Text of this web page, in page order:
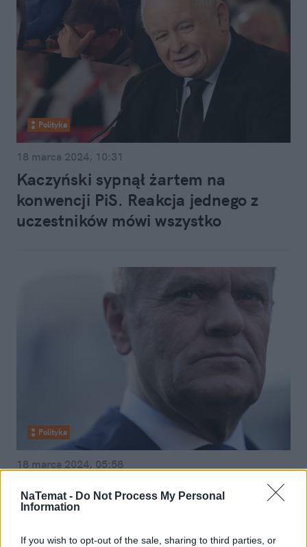
NaTemat - Do Not Process My Personal
Information
If you wish to opt-out of the sale, sharing to third parties, or
Polityka
18 marca 2024, 10:31
Kaczyński sypnął żartem na
konwencji PiS. Reakcja jednego z
uczestników mówi wszystko
Polityka
18 marca 2024, 05:58
Lewicka: Fiasko przesłuchania
Kaczyńskiego to nic. Lista